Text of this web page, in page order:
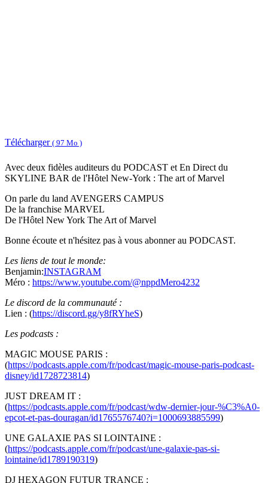
Télécharger ( 97 Mo )
Avec deux fidèles auditeurs du PODCAST et En Direct du
SKYLINE BAR de l'Hôtel New-York : The art of Marvel
On parle du land AVENGERS CAMPUS
De la franchise MARVEL
De l'Hôtel New York The Art of Marvel
Bonne écoute et n'hésitez pas à vous abonner au PODCAST.
Les liens de tout le monde:
Benjamin:INSTAGRAM
Méro : https://www.youtube.com/@nppdMero4232
Le discord de la communauté :
Lien : (https://discord.gg/y8fRYheS)
Les podcasts :
MAGIC MOUSE PARIS :
(https://podcasts.apple.com/fr/podcast/magic-mouse-paris-podcast-
disney/id1728723814)
JUST DREAM IT :
(https://podcasts.apple.com/fr/podcast/wdw-dernier-jour-%C3%A0-
epcot-et-pas-douragan/id1765576740?i=1000693885599)
UNE GALAXIE PAS SI LOINTAINE :
(https://podcasts.apple.com/fr/podcast/une-galaxie-pas-si-
lointaine/id1789190319)
DJ HEXAGON FUTUR TRANCE :